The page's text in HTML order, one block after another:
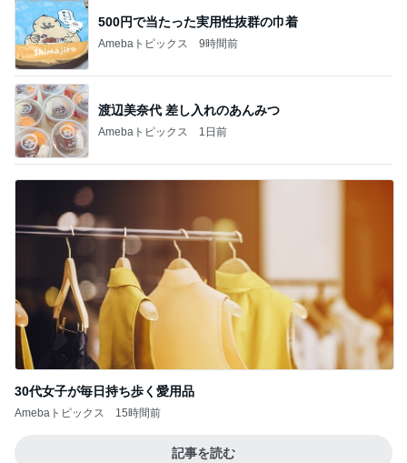
500円で当たった実用性抜群の巾着
Amebaトピックス 9時間前
渡辺美奈代 差し入れのあんみつ
Amebaトピックス 1日前
30代女子が毎日持ち歩く愛用品
Amebaトピックス 15時間前
記事を読む